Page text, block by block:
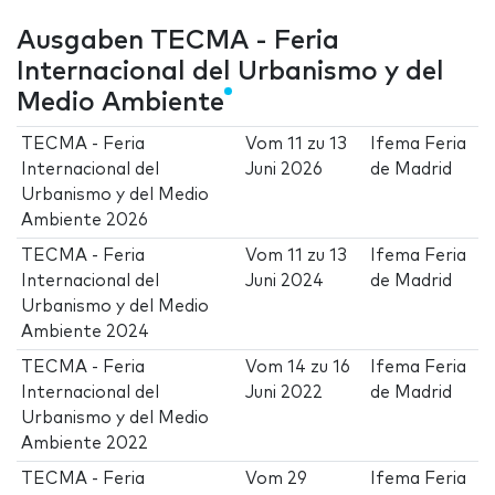
Ausgaben TECMA - Feria
Internacional del Urbanismo y del
Medio Ambiente
TECMA - Feria
Internacional del
Urbanismo y del Medio
Ambiente 2026
Vom11 zu13
Juni 2026
Ifema Feria
de Madrid
TECMA - Feria
Internacional del
Urbanismo y del Medio
Ambiente 2024
Vom11 zu13
Juni 2024
Ifema Feria
de Madrid
TECMA - Feria
Internacional del
Urbanismo y del Medio
Ambiente 2022
Vom14 zu16
Juni 2022
Ifema Feria
de Madrid
TECMA - Feria
Vom 29
Ifema Feria